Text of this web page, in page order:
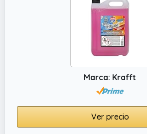
Marca: Krafft
Ver precio